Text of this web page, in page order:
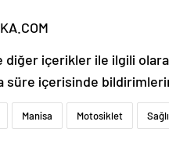
diğer içerikler ile ilgili
süre içerisinde
Manisa Motosiklet